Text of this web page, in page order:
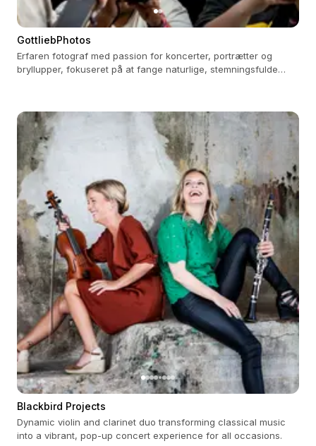
GottliebPhotos
Erfaren fotograf med passion for koncerter, portrætter og
bryllupper, fokuseret på at fange naturlige, stemningsfulde
Blackbird Projects
Dynamic violin and clarinet duo transforming classical music
into a vibrant, pop-up concert experience for all occasions.